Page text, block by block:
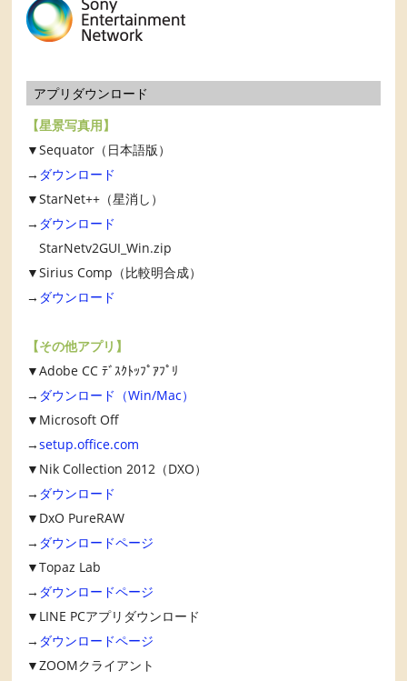
アプリダウンロード
【星景写真用】
▼Sequator（日本語版）
→ ダウンロード
▼StarNet++（星消し）
→ ダウンロード
StarNetv2GUI_Win.zip
▼Sirius Comp（比較明合成）
→ ダウンロード
【その他アプリ】
▼Adobe CC ﾃﾞｽｸﾄｯﾌﾟｱﾌﾟﾘ
→ ダウンロード（Win/Mac）
▼Microsoft Off
→setup.office.com
▼Nik Collection 2012（DXO）
→ ダウンロード
▼DxO PureRAW
→ ダウンロードページ
▼Topaz Lab
→ ダウンロードページ
▼LINE PCアプリダウンロード
→ ダウンロードページ
▼ZOOMクライアント